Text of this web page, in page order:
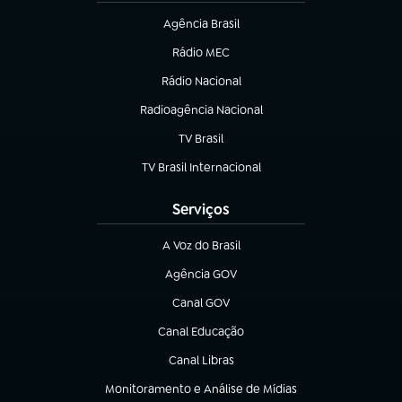
Agência Brasil
(abre em nova aba)
Rádio MEC
(abre em nova aba)
Rádio Nacional
Radioagência Nacional
(abre em nova aba)
TV Brasil
(abre em nova aba)
TV Brasil Internacional
(abre em nova aba)
Serviços
A Voz do Brasil
(abre em nova aba)
Agência GOV
(abre em nova aba)
Canal GOV
(abre em nova aba)
Canal Educação
(abre em nova aba)
Canal Libras
(abre em nova aba)
Monitoramento e Análise de Mídias
(abre em nova aba)